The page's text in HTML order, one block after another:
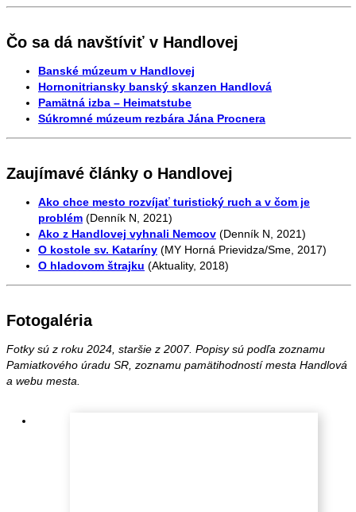
Čo sa dá navštíviť v Handlovej
Banské múzeum v Handlovej
Hornonitriansky banský skanzen Handlová
Pamätná izba – Heimatstube
Súkromné múzeum rezbára Jána Procnera
Zaujímavé články o Handlovej
Ako chce mesto rozvíjať turistický ruch a v čom je
problém (Denník N, 2021)
Ako z Handlovej vyhnali Nemcov (Denník N, 2021)
O kostole sv. Kataríny (MY Horná Prievidza/Sme, 2017)
O hladovom štrajku (Aktuality, 2018)
Fotogaléria
Fotky sú z roku 2024, staršie z 2007. Popisy sú podľa zoznamu
Pamiatkového úradu SR, zoznamu pamätihodností mesta Handlová
a webu mesta.